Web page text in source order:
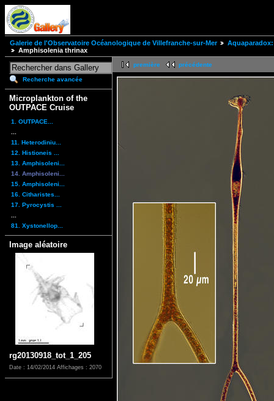
Galerie de l'Observatoire Océanologique de Villefranche-sur-Mer
Amphisolenia thrinax
Recherche avancée
Microplankton of the
OUTPACE Cruise
1. OUTPACE...
11. Heterodiniu...
12. Histioneis ...
13. Amphisoleni...
14. Amphisoleni...
15. Amphisoleni...
16. Citharistes...
17. Pyrocystis ...
81. Xystonellop...
Image aléatoire
rg20130918_tot_1_205
Date : 14/02/2014 Affichages : 2070
première précédente